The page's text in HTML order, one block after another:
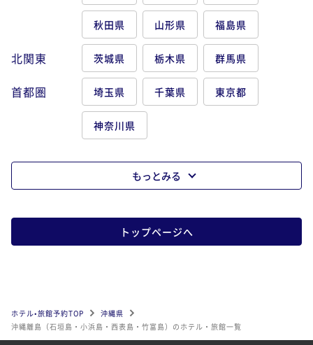
秋田県 山形県 福島県
北関東 茨城県 栃木県 群馬県
首都圏 埼玉県 千葉県 東京都
神奈川県
もっとみる
トップページへ
ホテル•旅館予約TOP
沖縄県
沖縄離島（石垣島・小浜島・西表島・竹富島）のホテル・旅館一覧